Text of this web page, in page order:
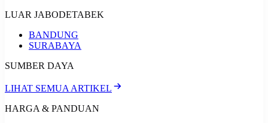
LUAR JABODETABEK
BANDUNG
SURABAYA
SUMBER DAYA
LIHAT SEMUA ARTIKEL
HARGA & PANDUAN